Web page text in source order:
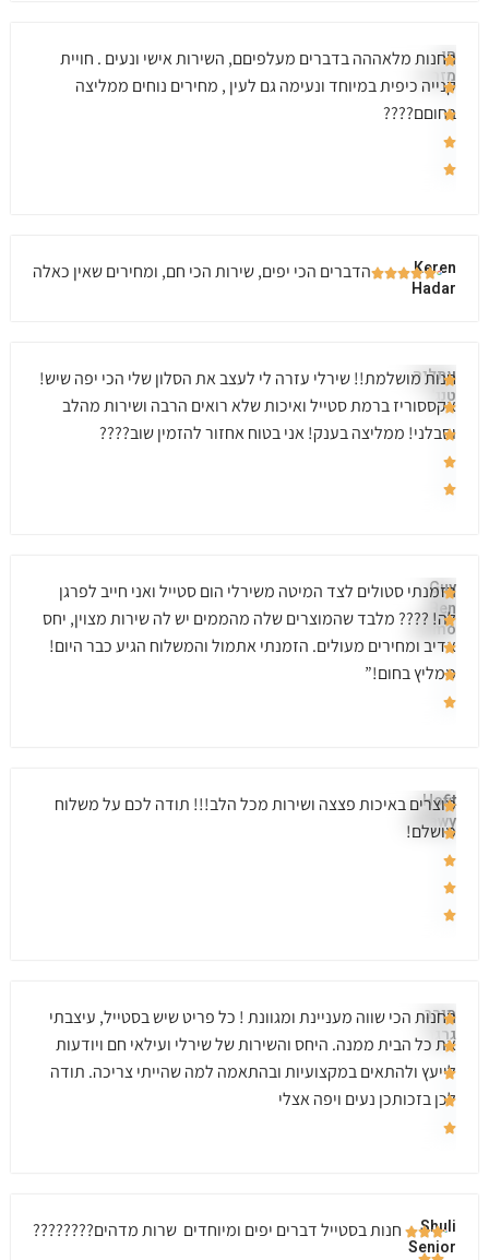
חן
מזרחי
החנות מלאההה בדברים מעלפיםם, השירות אישי ונעים . חויית
קנייה כיפית במיוחד ונעימה גם לעין , מחירים נוחים ממליצה
בחוםם????
Keren
Hadar
הדברים הכי יפים, שירות הכי חם, ומחירים שאין כאלה
עתליה
טנג'י
חנות מושלמת!! שירלי עזרה לי לעצב את הסלון שלי הכי יפה שיש!
אקססוריז ברמת סטייל ואיכות שלא רואים הרבה ושירות מהלב
וסבלני! ממליצה בענק! אני בטוח אחזור להזמין שוב????
Guy
Ben
Hamo
הזמנתי סטולים לצד המיטה משירלי הום סטייל ואני חייב לפרגן
לה! ???? מלבד שהמוצרים שלה מהממים יש לה שירות מצוין, יחס
אדיב ומחירים מעולים. הזמנתי אתמול והמשלוח הגיע כבר היום!
ממליץ בחום!”
Hofit
Adawy
מוצרים באיכות פצצה ושירות מכל הלב!!! תודה לכם על משלוח
מושלם!
מירב
גרגה
החנות הכי שווה מעניינת ומגוונת ! כל פריט שיש בסטייל, עיצבתי
את כל הבית ממנה. היחס והשירות של שירלי ועילאי חם ויודעות
לייעץ ולהתאים במקצועיות ובהתאמה למה שהייתי צריכה. תודה
לכן בזכותכן נעים ויפה אצלי
Shuli
Senior
חנות בסטייל דברים יפים ומיוחדים שרות מדהים????????